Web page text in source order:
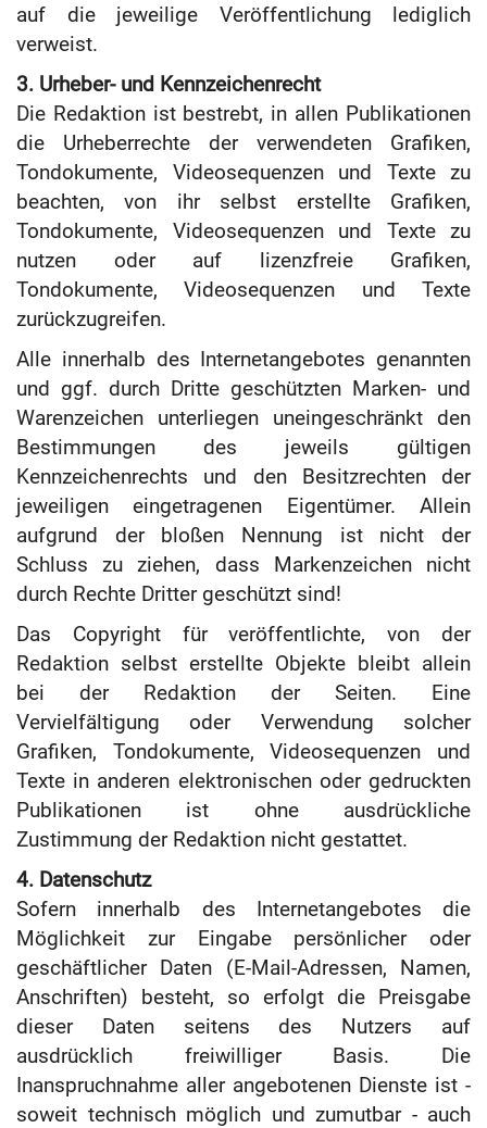
auf die jeweilige Veröffentlichung lediglich
verweist.
3. Urheber- und Kennzeichenrecht
Die Redaktion ist bestrebt, in allen Publikationen
die Urheberrechte der verwendeten Grafiken,
Tondokumente, Videosequenzen und Texte zu
beachten, von ihr selbst erstellte Grafiken,
Tondokumente, Videosequenzen und Texte zu
nutzen oder auf lizenzfreie Grafiken,
Tondokumente, Videosequenzen und Texte
zurückzugreifen.
Alle innerhalb des Internetangebotes genannten
und ggf. durch Dritte geschützten Marken- und
Warenzeichen unterliegen uneingeschränkt den
Bestimmungen des jeweils gültigen
Kennzeichenrechts und den Besitzrechten der
jeweiligen eingetragenen Eigentümer. Allein
aufgrund der bloßen Nennung ist nicht der
Schluss zu ziehen, dass Markenzeichen nicht
durch Rechte Dritter geschützt sind!
Das Copyright für veröffentlichte, von der
Redaktion selbst erstellte Objekte bleibt allein
bei der Redaktion der Seiten. Eine
Vervielfältigung oder Verwendung solcher
Grafiken, Tondokumente, Videosequenzen und
Texte in anderen elektronischen oder gedruckten
Publikationen ist ohne ausdrückliche
Zustimmung der Redaktion nicht gestattet.
4. Datenschutz
Sofern innerhalb des Internetangebotes die
Möglichkeit zur Eingabe persönlicher oder
geschäftlicher Daten (E-Mail-Adressen, Namen,
Anschriften) besteht, so erfolgt die Preisgabe
dieser Daten seitens des Nutzers auf
ausdrücklich freiwilliger Basis. Die
Inanspruchnahme aller angebotenen Dienste ist -
soweit technisch möglich und zumutbar - auch